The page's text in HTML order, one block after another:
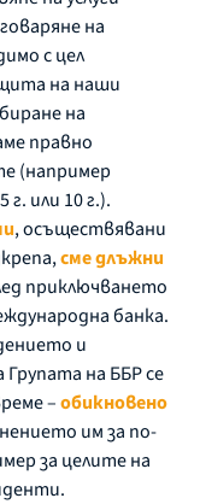
на
с цел
на наши
на
правно
(например
или 10 г.).
, осъществявани
сме длъжни
приключването
банка.
и
на ББР се
–обикновено
им за по-
за целите на